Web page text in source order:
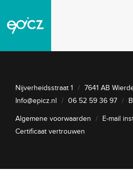
Nijverheidsstraat 1 / 7641 AB
Info@epicz.nl
/ 06 52 59 36 97 /
Algemene voorwaarden / E-mail
Certificaat vertrouwen